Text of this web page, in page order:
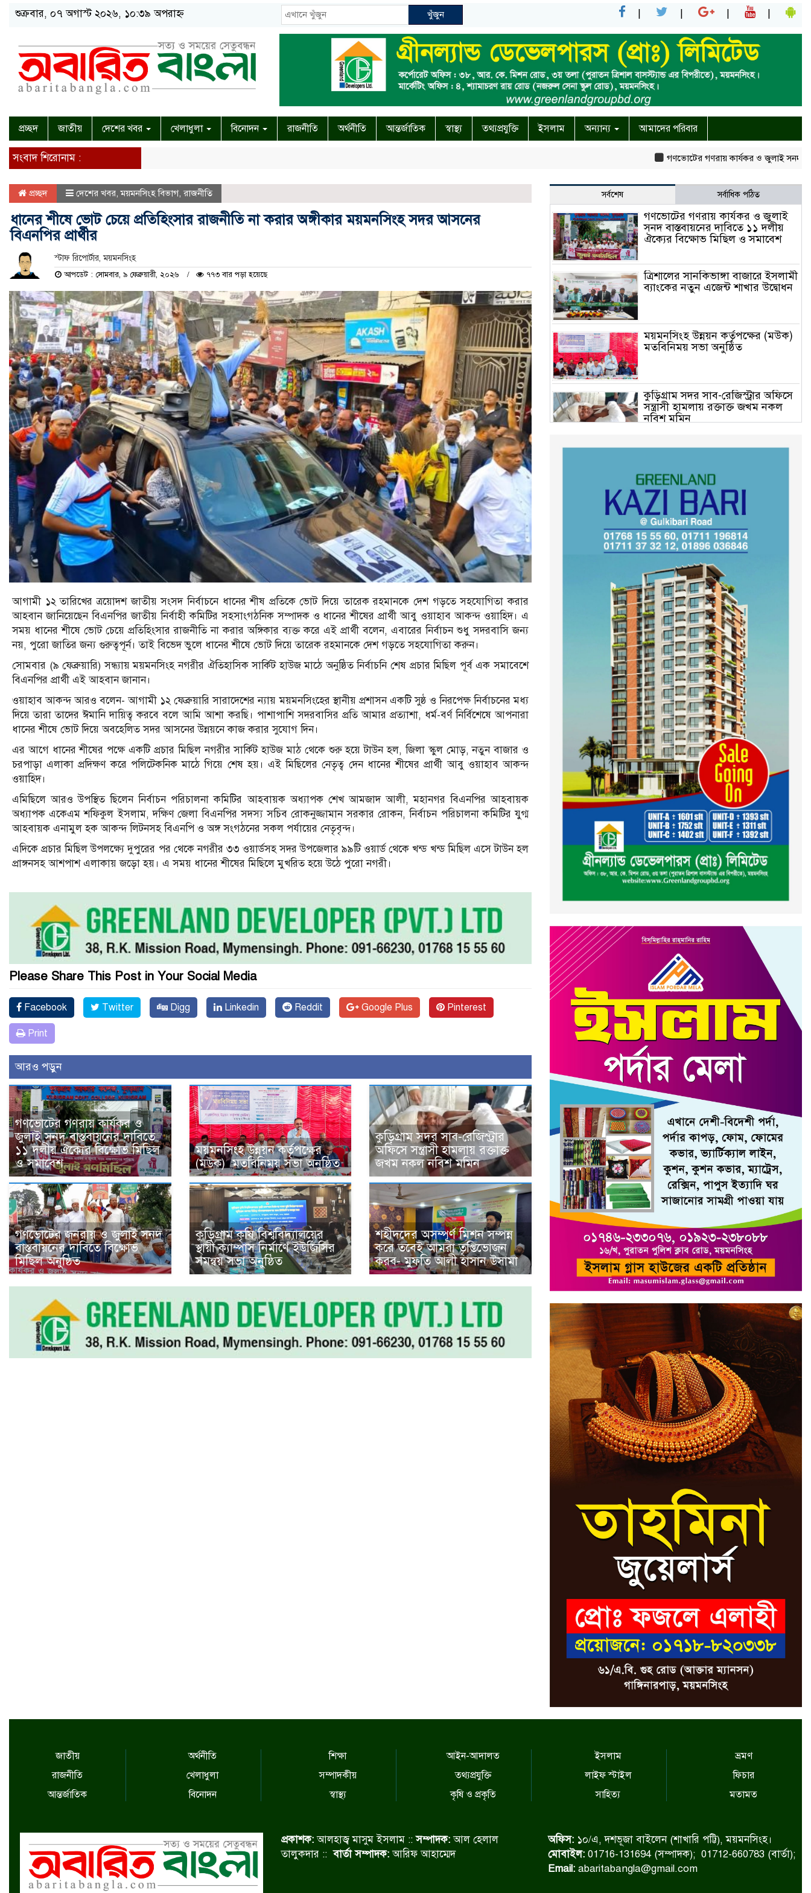
শুক্রবার, ০৭ অগাস্ট ২০২৬, ১০:৩৯ অপরাহ্ন খুঁজুন
প্রচ্ছদ জাতীয় দেশের খবর খেলাধুলা বিনোদন রাজনীতি অর্থনীতি আন্তর্জাতিক স্বাস্থ্য তথ্যপ্রযুক্তি ইসলাম অন্যান্য আমাদের পরিবার
সংবাদ শিরোনাম : গণভোটের গণরায় কার্যকর ও জুলাই সনদ বাস্তবায়নের
প্রচ্ছদ দেশের খবর,ময়মনসিংহ বিভাগ, রাজনীতি
ধানের শীষে ভোট চেয়ে প্রতিহিংসার রাজনীতি না করার অঙ্গীকার ময়মনসিংহ সদর আসনের
বিএনপির প্রার্থীর
স্টাফ রিপোর্টার, ময়মনসিংহ
আপডেট : সোমবার, ৯ ফেব্রুয়ারী, ২০২৬ ৭৭৩ বার পড়া হয়েছে
আগামী ১২ তারিখের ত্রয়োদশ জাতীয় সংসদ নির্বাচনে ধানের শীষ প্রতিকে ভোট দিয়ে তারেক রহমানকে দেশ গড়তে সহযোগিতা করার
আহবান জানিয়েছেন বিএনপির জাতীয় নির্বাহী কমিটির সহসাংগঠনিক সম্পাদক ও ধানের শীষের প্রার্থী আবু ওয়াহাব আকন্দ ওয়াহিদ। এ
সময় ধানের শীষে ভোট চেয়ে প্রতিহিংসার রাজনীতি না করার অঙ্গিকার ব্যক্ত করে এই প্রার্থী বলেন, এবারের নির্বাচন শুধু সদরবাসি জন্য
নয়, পুরো জাতির জন্য গুরুত্বপূর্ন। তাই বিভেদ ভুলে ধানের শীষে ভোট দিয়ে তারেক রহমানকে দেশ গড়তে সহযোগিতা করুন।
সোমবার (৯ ফেব্রুয়ারি) সন্ধ্যায় ময়মনসিংহ নগরীর ঐতিহাসিক সার্কিট হাউজ মাঠে অনুষ্ঠিত নির্বাচনি শেষ প্রচার মিছিল পূর্ব এক সমাবেশে
বিএনপির প্রার্থী এই আহবান জানান।
ওয়াহাব আকন্দ আরও বলেন- আগামী ১২ ফেব্রুয়ারি সারাদেশের ন্যায় ময়মনসিংহের স্থানীয় প্রশাসন একটি সুষ্ঠ ও নিরপেক্ষ নির্বাচনের মধ্য
দিয়ে তারা তাদের ঈমানি দায়িত্ব করবে বলে আমি আশা করছি। পাশাপাশি সদরবাসির প্রতি আমার প্রত্যাশা, ধর্ম-বর্ণ নির্বিশেষে আপনারা
ধানের শীষে ভোট দিয়ে অবহেলিত সদর আসনের উন্নয়নে কাজ করার সুযোগ দিন।
এর আগে ধানের শীষের পক্ষে একটি প্রচার মিছিল নগরীর সার্কিট হাউজ মাঠ থেকে শুরু হয়ে টাউন হল, জিলা স্কুল মোড়, নতুন বাজার ও
চরপাড়া এলাকা প্রদিক্ষণ করে পলিটেকনিক মাঠে গিয়ে শেষ হয়। এই মিছিলের নেতৃত্ব দেন ধানের শীষের প্রার্থী আবু ওয়াহাব আকন্দ
ওয়াহিদ।
এমিছিলে আরও উপস্থিত ছিলেন নির্বাচন পরিচালনা কমিটির আহবায়ক অধ্যাপক শেখ আমজাদ আলী, মহানগর বিএনপির আহবায়ক
অধ্যাপক একেএম শফিকুল ইসলাম, দক্ষিণ জেলা বিএনপির সদস্য সচিব রোকনুজ্জামান সরকার রোকন, নির্বাচন পরিচালনা কমিটির যুগ্ম
আহবায়ক এনামুল হক আকন্দ লিটনসহ বিএনপি ও অঙ্গ সংগঠনের সকল পর্যায়ের নেতৃবৃন্দ।
এদিকে প্রচার মিছিল উপলক্ষ্যে দুপুরের পর থেকে নগরীর ৩৩ ওয়ার্ডসহ সদর উপজেলার ৯৯টি ওয়ার্ড থেকে খন্ড খন্ড মিছিল এসে টাউন হল
প্রাঙ্গনসহ আশপাশ এলাকায় জড়ো হয়। এ সময় ধানের শীষের মিছিলে মুখরিত হয়ে উঠে পুরো নগরী।
Please Share This Post in Your Social Media
Facebook Twitter Digg Linkedin Reddit Google Plus Pinterest
Print
আরও পড়ুন
গণভোটের গণরায় কার্যকর ও
জুলাই সনদ বাস্তবায়নের দাবিতে
১১ দলীয় ঐক্যের বিক্ষোভ মিছিল
ও সমাবেশ
ময়মনসিংহ উন্নয়ন কর্তৃপক্ষের
(মউক) মতবিনিময় সভা অনুষ্ঠিত
কুড়িগ্রাম সদর সাব-রেজিস্ট্রার
অফিসে সন্ত্রাসী হামলায় রক্তাক্ত
জখম নকল নবিশ মমিন
গণভোটের জনরায় ও জুলাই সনদ
বাস্তবায়নের দাবিতে বিক্ষোভ
মিছিল অনুষ্ঠিত
কুড়িগ্রাম কৃষি বিশ্ববিদ্যালয়ের
স্থায়ী ক্যাম্পাস নির্মাণে ইউজিসির
সমন্বয় সভা অনুষ্ঠিত
শহীদদের অসম্পূর্ণ মিশন সম্পন্ন
করে তবেই আমরা তৃপ্তিভোজন
করব- মুফতি আলী হাসান উসামা
সর্বশেষ সর্বাধিক পঠিত
গণভোটের গণরায় কার্যকর ও জুলাই
সনদ বাস্তবায়নের দাবিতে ১১ দলীয়
ঐক্যের বিক্ষোভ মিছিল ও সমাবেশ
ত্রিশালের সানকিভাঙ্গা বাজারে ইসলামী
ব্যাংকের নতুন এজেন্ট শাখার উদ্বোধন
ময়মনসিংহ উন্নয়ন কর্তৃপক্ষের (মউক)
মতবিনিময় সভা অনুষ্ঠিত
কুড়িগ্রাম সদর সাব-রেজিস্ট্রার অফিসে
সন্ত্রাসী হামলায় রক্তাক্ত জখম নকল
নবিশ মমিন
অনুষ্ঠিত
কুড়িগ্রাম কৃষি বিশ্ববিদ্যালয়ের স্থায়ী
ক্যাম্পাস নির্মাণে ইউজিসির সমন্বয়
সভা অনুষ্ঠিত
শহীদদের অসম্পূর্ণ মিশন সম্পন্ন করে
তবেই আমরা তৃপ্তিভোজন করব-
মুফতি আলী হাসান উসামা
দেশ গড়তে জুলাই জাগরণ’ কর্মসূচির
অংশ হিসেবে এনসিপির জুলাই
পথসভসায়- নাসীরুদ্দীন পাটওয়ারী
ইসলামী ব্যাংক বাংলাদেশ পিলএলসি
ময়মনসিংহ শাখার গ্রাহক সমাবেশ
২০২৪ এর গণঅভ্যুত্থানের শহিদের
কবর জিয়ারত ও দোয়া করলেন
ময়মনসিংহ মহানগর জামায়াত
জাতীয়
রাজনীতি
আন্তর্জাতিক
অর্থনীতি
খেলাধুলা
বিনোদন
শিক্ষা
সম্পাদকীয়
স্বাস্থ্য
আইন-আদালত
তথ্যপ্রযুক্তি
কৃষি ও প্রকৃতি
ইসলাম
লাইফ স্টাইল
সাহিত্য
ভ্রমণ
ফিচার
মতামত
প্রকাশক:আলহাজ্ব মাসুম ইসলাম ::সম্পাদক:আল হেলাল
তালুকদার ::বার্তা সম্পাদক:আরিফ আহাম্মেদ
অফিস: ১০/এ, দশভূজা বাইলেন (শাখারি পট্টি), ময়মনসিংহ।
মোবাইল: 01716-131694 (সম্পাদক); 01712-660783 (বার্তা);
Email:abaritabangla@gmail.com